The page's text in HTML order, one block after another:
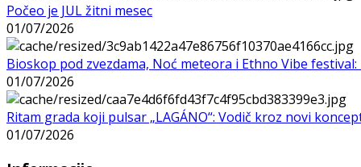
Počeo je JUL žitni mesec
01/07/2026
Bioskop pod zvezdama, Noć meteora i Ethno Vibe
01/07/2026
Ritam grada koji pulsar „LAGÁNO“: Vodič kroz novi
01/07/2026